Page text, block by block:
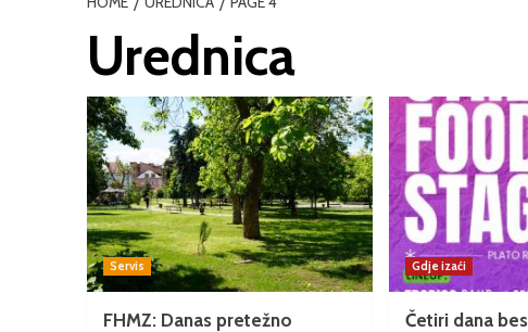
Urednica
Servis
FHMZ: Danas pretežno
Gdje izaći
Četiri dana